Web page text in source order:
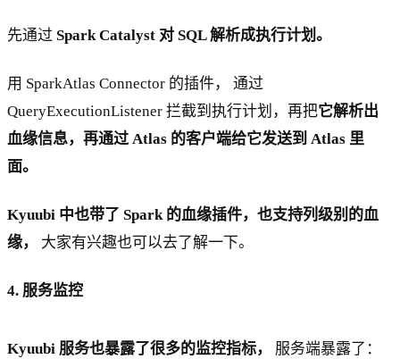
先通过 Spark Catalyst 对 SQL 解析成执行计划。
用 SparkAtlas Connector 的插件， 通过
QueryExecutionListener 拦截到执行计划，再把它解析出
血缘信息，再通过 Atlas 的客户端给它发送到 Atlas 里
面。
Kyuubi 中也带了 Spark 的血缘插件，也支持列级别的血
缘，
大家有兴趣也可以去了解一下。
4. 服务监控
Kyuubi 服务也暴露了很多的监控指标，
服务端暴露了：